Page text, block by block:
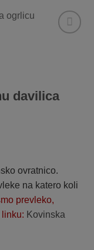
davilica
ovratnico.
na katero koli
prevleko,
Kovinska